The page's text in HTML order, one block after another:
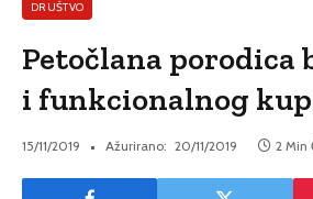
DRUŠTVO
Petočlana porodica
i funkcionalnog
15/11/2019 Ažurirano: 20/11/2019 2 Min